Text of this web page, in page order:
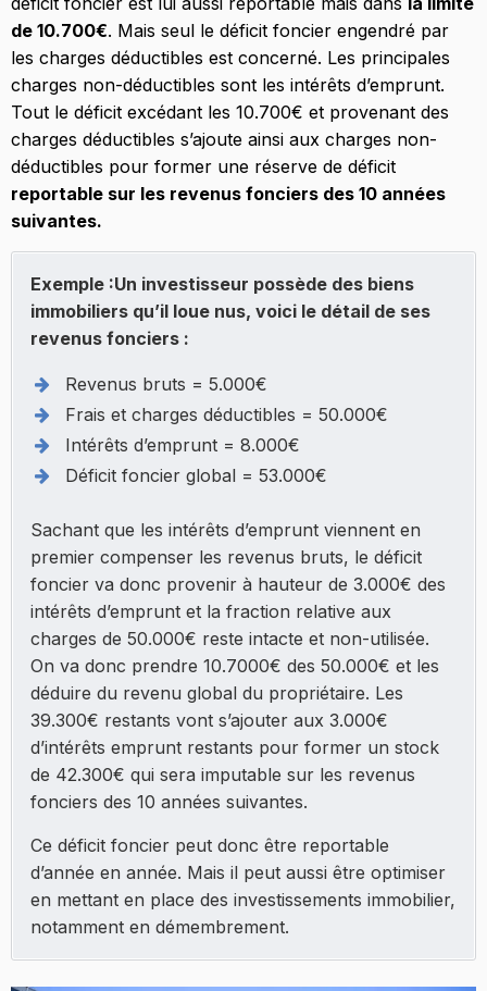
de 10.700€. Mais seul le déficit foncier engendré par
les charges déductibles est concerné. Les principales
charges non-déductibles sont les intérêts d’emprunt.
Tout le déficit excédant les 10.700€ et provenant des
charges déductibles s’ajoute ainsi aux charges non-
déductibles pour former une réserve de déficit
reportable sur les revenus fonciers des 10 années
suivantes.
Exemple :Un investisseur possède des biens
immobiliers qu’il loue nus, voici le détail de ses
revenus fonciers :
Revenus bruts = 5.000€
Frais et charges déductibles = 50.000€
Intérêts d’emprunt = 8.000€
Déficit foncier global = 53.000€
Sachant que les intérêts d’emprunt viennent en
premier compenser les revenus bruts, le déficit
foncier va donc provenir à hauteur de 3.000€ des
intérêts d’emprunt et la fraction relative aux
charges de 50.000€ reste intacte et non-utilisée.
On va donc prendre 10.7000€ des 50.000€ et les
déduire du revenu global du propriétaire. Les
39.300€ restants vont s’ajouter aux 3.000€
d’intérêts emprunt restants pour former un stock
de 42.300€ qui sera imputable sur les revenus
fonciers des 10 années suivantes.
Ce déficit foncier peut donc être reportable
d’année en année. Mais il peut aussi être optimiser
en mettant en place des investissements immobilier,
notamment en démembrement.